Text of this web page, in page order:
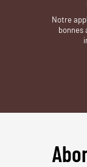
Notre
bonnes